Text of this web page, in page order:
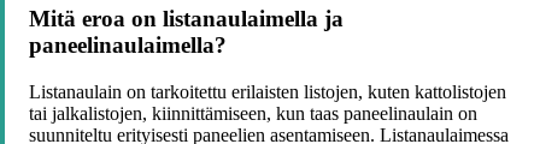
Mitä eroa on listanaulaimella ja
paneelinaulaimella?
Listanaulain on tarkoitettu erilaisten listojen, kuten kattolistojen
tai jalkalistojen, kiinnittämiseen, kun taas paneelinaulain on
suunniteltu erityisesti paneelien asentamiseen. Listanaulaimessa